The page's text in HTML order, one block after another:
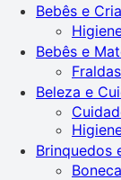
Bebês e
Bebês e
Beleza e
Brinquedos